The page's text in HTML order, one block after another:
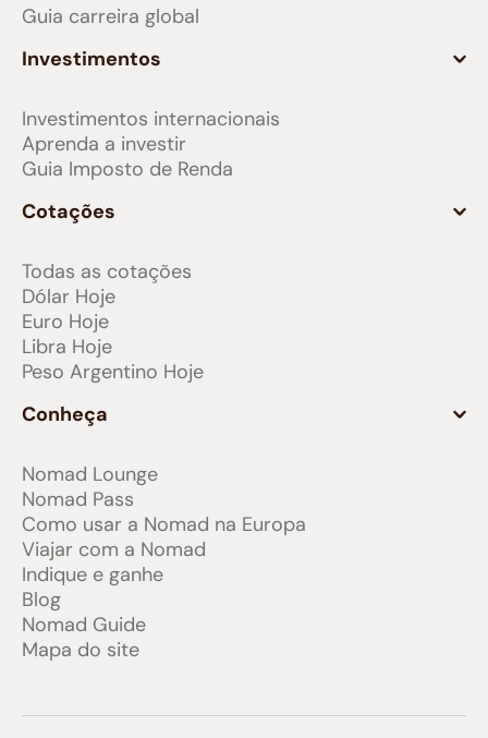
Guia carreira global
Investimentos
Investimentos internacionais
Aprenda a investir
Guia Imposto de Renda
Cotações
Todas as cotações
Dólar Hoje
Euro Hoje
Libra Hoje
Peso Argentino Hoje
Conheça
Nomad Lounge
Nomad Pass
Como usar a Nomad na Europa
Viajar com a Nomad
Indique e ganhe
Blog
Nomad Guide
Mapa do site